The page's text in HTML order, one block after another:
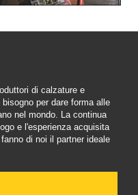
di calzature e
per dare forma alle
nel mondo. La continua
e l'esperienza acquisita
di noi il partner ideale